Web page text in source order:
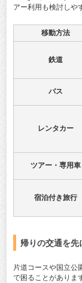
アー利用も検討しや
移動方法
鉄道
バス
レンタカー
ツアー・専用車
宿泊付き旅行
帰りの交通を先
片道コースや国立公
で困ることがありま